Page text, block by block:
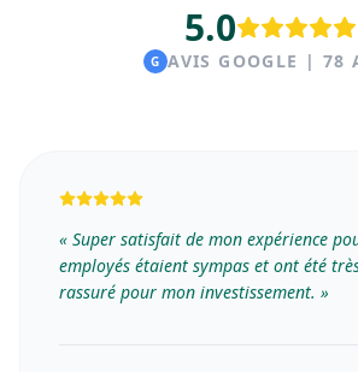
5.0
G AVIS GOOGLE | 78
« Super satisfait de mon expérience
employés étaient sympas et ont été
rassuré pour mon investissement. »